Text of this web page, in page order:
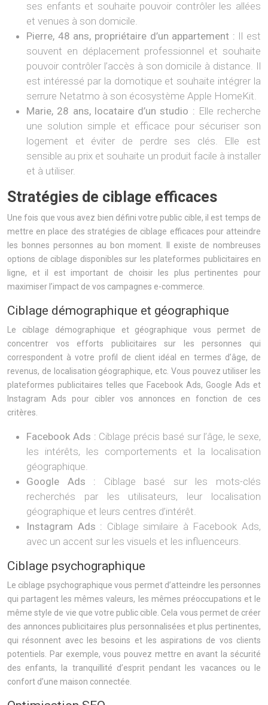
ses enfants et souhaite pouvoir contrôler les allées
et venues à son domicile.
Pierre, 48 ans, propriétaire d’un appartement : Il est
souvent en déplacement professionnel et souhaite
pouvoir contrôler l’accès à son domicile à distance. Il
est intéressé par la domotique et souhaite intégrer la
serrure Netatmo à son écosystème Apple HomeKit.
Marie, 28 ans, locataire d’un studio : Elle recherche
une solution simple et efficace pour sécuriser son
logement et éviter de perdre ses clés. Elle est
sensible au prix et souhaite un produit facile à installer
et à utiliser.
Stratégies de ciblage efficaces
Une fois que vous avez bien défini votre public cible, il est temps de
mettre en place des stratégies de ciblage efficaces pour atteindre
les bonnes personnes au bon moment. Il existe de nombreuses
options de ciblage disponibles sur les plateformes publicitaires en
ligne, et il est important de choisir les plus pertinentes pour
maximiser l’impact de vos campagnes e-commerce.
Ciblage démographique et géographique
Le ciblage démographique et géographique vous permet de
concentrer vos efforts publicitaires sur les personnes qui
correspondent à votre profil de client idéal en termes d’âge, de
revenus, de localisation géographique, etc. Vous pouvez utiliser les
plateformes publicitaires telles que Facebook Ads, Google Ads et
Instagram Ads pour cibler vos annonces en fonction de ces
critères.
Facebook Ads : Ciblage précis basé sur l’âge, le sexe,
les intérêts, les comportements et la localisation
géographique.
Google Ads : Ciblage basé sur les mots-clés
recherchés par les utilisateurs, leur localisation
géographique et leurs centres d’intérêt.
Instagram Ads : Ciblage similaire à Facebook Ads,
avec un accent sur les visuels et les influenceurs.
Ciblage psychographique
Le ciblage psychographique vous permet d’atteindre les personnes
qui partagent les mêmes valeurs, les mêmes préoccupations et le
même style de vie que votre public cible. Cela vous permet de créer
des annonces publicitaires plus personnalisées et plus pertinentes,
qui résonnent avec les besoins et les aspirations de vos clients
potentiels. Par exemple, vous pouvez mettre en avant la sécurité
des enfants, la tranquillité d’esprit pendant les vacances ou le
confort d’une maison connectée.